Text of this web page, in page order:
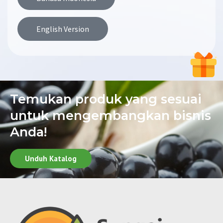
English Version
Temukan produk yang sesuai
untuk mengembangkan bisnis
Anda!
Unduh Katalog